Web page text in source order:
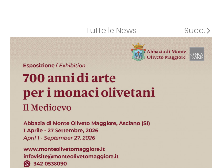
Tutte le News Succ. arrow_forward_ios